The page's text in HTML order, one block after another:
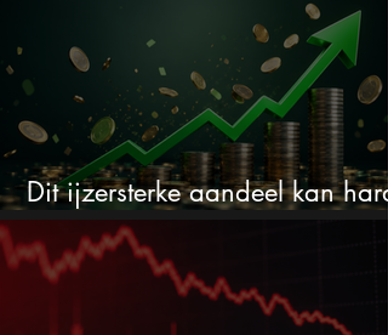
Dit ijzersterke aandeel kan hard
stijgen maar bijna niemand kijkt